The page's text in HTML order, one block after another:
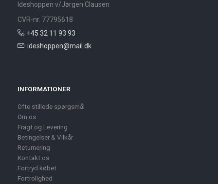
Ideshoppen v/Jørgen Clausen
CVR-nr. 77795618
+45 32 11 93 93
ideshoppen@mail.dk
INFORMATIONER
Ofte stillede spørgsmål
Om os
Fragt og Levering
Betingelser & Vilkår
Returnering
Kontakt os
Fortryd købet
Fortrolighed